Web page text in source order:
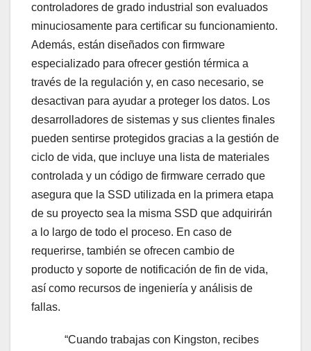
controladores de grado industrial son evaluados
minuciosamente para certificar su funcionamiento.
Además, están diseñados con firmware
especializado para ofrecer gestión térmica a
través de la regulación y, en caso necesario, se
desactivan para ayudar a proteger los datos. Los
desarrolladores de sistemas y sus clientes finales
pueden sentirse protegidos gracias a la gestión de
ciclo de vida, que incluye una lista de materiales
controlada y un código de firmware cerrado que
asegura que la SSD utilizada en la primera etapa
de su proyecto sea la misma SSD que adquirirán
a lo largo de todo el proceso. En caso de
requerirse, también se ofrecen cambio de
producto y soporte de notificación de fin de vida,
así como recursos de ingeniería y análisis de
fallas.
“Cuando trabajas con Kingston, recibes